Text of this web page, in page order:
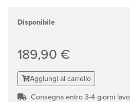
Disponibile
189,90 €
Aggiungi al carrello
Consegna entro 3-4 giorni